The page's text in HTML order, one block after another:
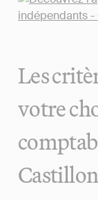
Les
votre
Castillon